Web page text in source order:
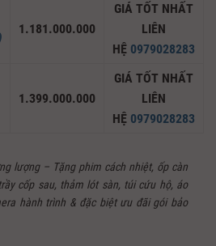
1.181.000.000
GIÁ TỐT NHẤT
LIÊN
HỆ 0979028283
1.399.000.000
GIÁ TỐT NHẤT
LIÊN
HỆ 0979028283
lượng – Tặng phim cách nhiệt, ốp càn
cốp sau, thảm lót sàn, túi cứu hộ, áo
hành trình & đặc biệt ưu đãi gói bảo